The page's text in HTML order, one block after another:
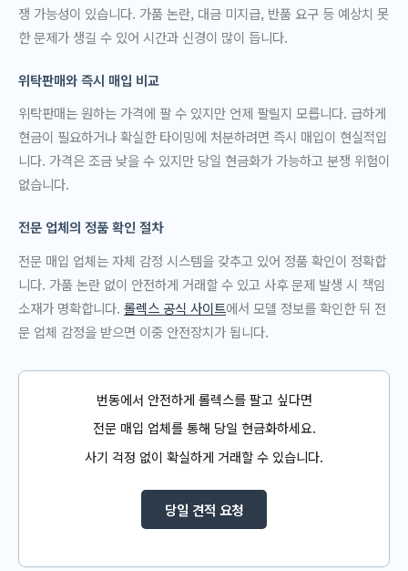
쟁 가능성이 있습니다. 가품 논란, 대금 미지급, 반품 요구 등 예상치 못
한 문제가 생길 수 있어 시간과 신경이 많이 듭니다.
위탁판매와 즉시 매입 비교
위탁판매는 원하는 가격에 팔 수 있지만 언제 팔릴지 모릅니다. 급하게
현금이 필요하거나 확실한 타이밍에 처분하려면 즉시 매입이 현실적입
니다. 가격은 조금 낮을 수 있지만 당일 현금화가 가능하고 분쟁 위험이
없습니다.
전문 업체의 정품 확인 절차
전문 매입 업체는 자체 감정 시스템을 갖추고 있어 정품 확인이 정확합
니다. 가품 논란 없이 안전하게 거래할 수 있고 사후 문제 발생 시 책임
소재가 명확합니다. 롤렉스 공식 사이트에서 모델 정보를 확인한 뒤 전
문 업체 감정을 받으면 이중 안전장치가 됩니다.
번동에서 안전하게 롤렉스를 팔고 싶다면
전문 매입 업체를 통해 당일 현금화하세요.
사기 걱정 없이 확실하게 거래할 수 있습니다.
당일 견적 요청